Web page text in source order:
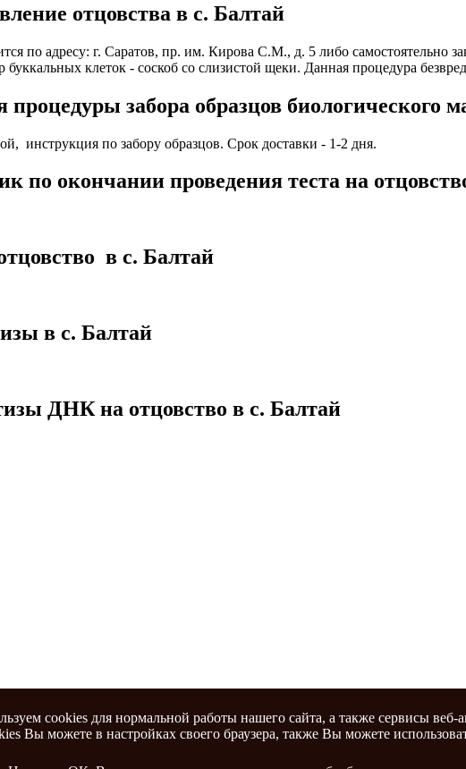
отцовства в с. Балтай
по адресу: г. Саратов, пр. им. Кирова С.М., д. 5 либо самостоятельно
клеток - соскоб со слизистой щеки. Данная процедура
процедуры забора образцов биологического
инструкция по забору образцов. Срок доставки - 1-2 дня.
по окончании проведения теста на
в с. Балтай
в с. Балтай
ДНК на отцовство в с. Балтай
(2 этаж)
«Судэкс Саратов» 2016 - 2026
cookies для нормальной работы нашего сайта, а также сервисы веб-
Вы можете в настройках своего браузера, также Вы можете